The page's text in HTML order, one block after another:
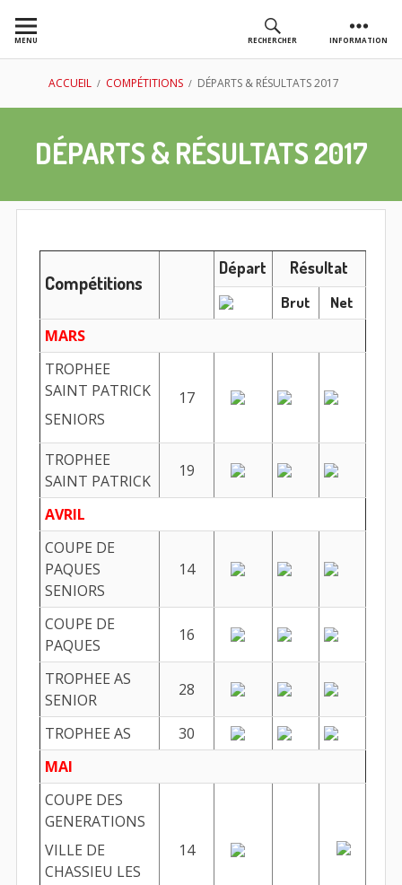
auMENU RECHERCHER INFORMATION
AS GOLF
CHASSIEU
FIL
ACCUEIL COMPÉTITIONS DÉPARTS & RÉSULTATS 2017
DÉPARTS & RÉSULTATS 2017
Compétitions
Départ Résultat
Brut Net
MARS
TROPHEE
SAINT PATRICK
SENIORS
17
TROPHEE
SAINT PATRICK
19
AVRIL
COUPE DE
PAQUES
SENIORS
14
COUPE DE
PAQUES
16
TROPHEE AS
SENIOR
28
TROPHEE AS
30
MAI
COUPE DES
GENERATIONS
VILLE DE
CHASSIEU LES
14